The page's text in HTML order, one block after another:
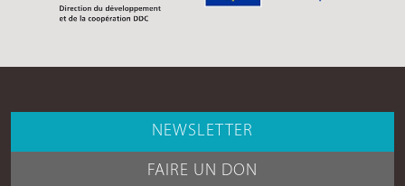
NEWSLETTER
FAIRE UN DON